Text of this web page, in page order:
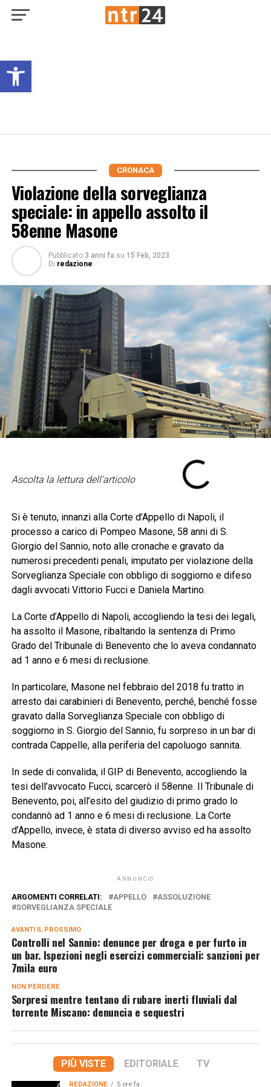
Open toolbar
CRONACA
Violazione della sorveglianza
speciale: in appello assolto il
58enne Masone
Pubblicato 3 anni fa su 15 Feb, 2023
Di redazione
Ascolta la lettura dell'articolo
Si è tenuto, innanzi alla Corte d’Appello di Napoli, il
processo a carico di Pompeo Masone, 58 anni di S.
Giorgio del Sannio, noto alle cronache e gravato da
numerosi precedenti penali, imputato per violazione della
Sorveglianza Speciale con obbligo di soggiorno e difeso
dagli avvocati Vittorio Fucci e Daniela Martino.
La Corte d’Appello di Napoli, accogliendo la tesi dei legali,
ha assolto il Masone, ribaltando la sentenza di Primo
Grado del Tribunale di Benevento che lo aveva condannato
ad 1 anno e 6 mesi di reclusione.
In particolare, Masone nel febbraio del 2018 fu tratto in
arresto dai carabinieri di Benevento, perché, benché fosse
gravato dalla Sorveglianza Speciale con obbligo di
soggiorno in S. Giorgio del Sannio, fu sorpreso in un bar di
contrada Cappelle, alla periferia del capoluogo sannita.
In sede di convalida, il GIP di Benevento, accogliendo la
tesi dell’avvocato Fucci, scarcerò il 58enne. Il Tribunale di
Benevento, poi, all’esito del giudizio di primo grado lo
condannò ad 1 anno e 6 mesi di reclusione. La Corte
d’Appello, invece, è stata di diverso avviso ed ha assolto
Masone.
ANNUNCIO
ARGOMENTI CORRELATI: APPELLO
ASSOLUZIONE
SORVEGLIANZA SPECIALE
AVANTI IL ​​PROSSIMO
Controlli nel Sannio: denunce per droga e per furto in
un bar. Ispezioni negli esercizi commerciali: sanzioni per
7mila euro
NON PERDERE
Sorpresi mentre tentano di rubare inerti fluviali dal
torrente Miscano: denuncia e sequestri
PIÙ VISTE EDITORIALE TV
REDAZIONE 5 ore fa